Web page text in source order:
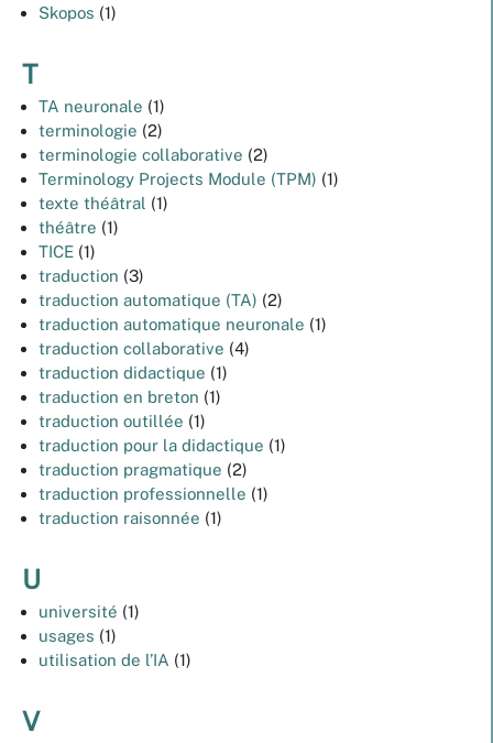
Skopos (1)
T
TA neuronale (1)
terminologie (2)
terminologie collaborative (2)
Terminology Projects Module (TPM) (1)
texte théâtral (1)
théâtre (1)
TICE (1)
traduction (3)
traduction automatique (TA) (2)
traduction automatique neuronale (1)
traduction collaborative (4)
traduction didactique (1)
traduction en breton (1)
traduction outillée (1)
traduction pour la didactique (1)
traduction pragmatique (2)
traduction professionnelle (1)
traduction raisonnée (1)
U
université (1)
usages (1)
utilisation de l’IA (1)
V